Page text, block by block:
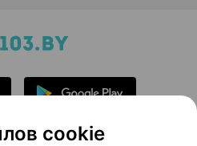
cookie